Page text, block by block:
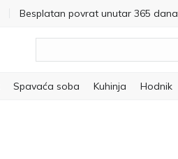
Besplatan povrat unutar 365 dana
Spavaća soba Kuhinja Hodnik